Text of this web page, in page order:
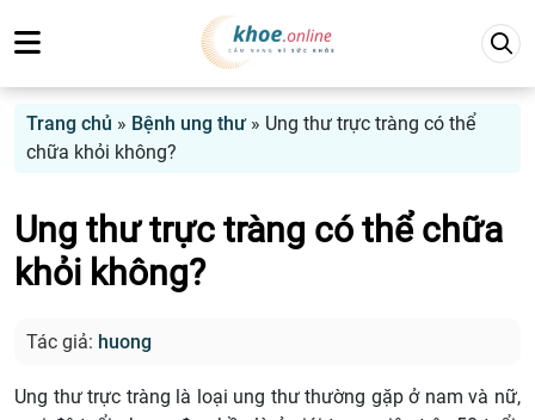
Trang chủ » Bệnh ung thư» Ung thư trực tràng có thể
chữa khỏi không?
Ung thư trực tràng có thể chữa
khỏi không?
Tác giả: huong
Ung thư trực tràng là loại ung thư thường gặp ở nam và nữ,